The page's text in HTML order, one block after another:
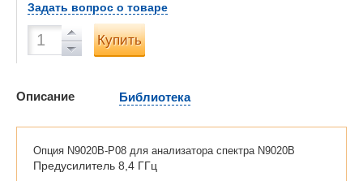
Задать вопрос о товаре
Купить
Описание Библиотека
Опция N9020B-P08 для анализатора спектра N9020B
Предусилитель 8,4 ГГц